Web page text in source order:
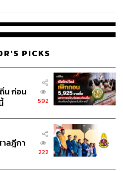
998
THE AUTHOR
TEAM
ณาธิการ THE STANDARD
THE PHOTOGRAPHER
รัฐ ภักดีอาสา
ข่าว ประจำสำนักข่าว THE
PICKS
น ก่อน
592
ลฎีกา
222